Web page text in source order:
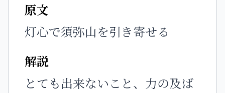
原文
灯心で須弥山を引き寄せる
解説
とても出来ないこと、力の及ば